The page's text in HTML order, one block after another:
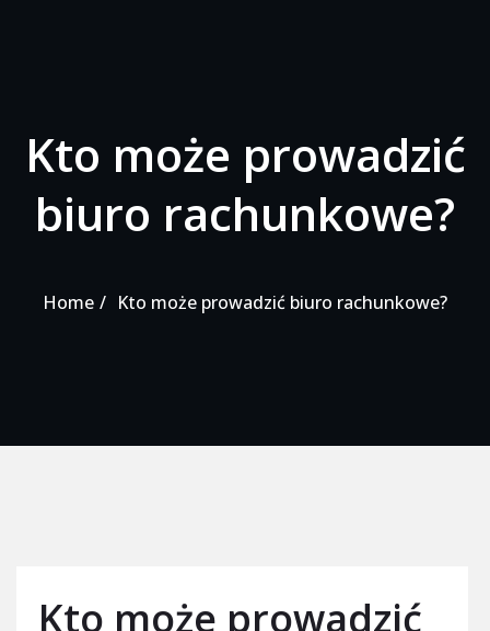
Kto może prowadzić
biuro rachunkowe?
Home Kto może prowadzić biuro rachunkowe?
Kto może prowadzić